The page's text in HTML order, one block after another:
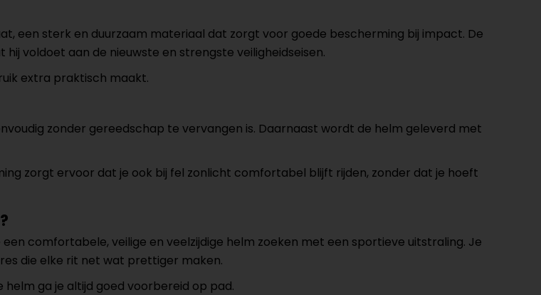
een sterk en duurzaam materiaal dat zorgt voor goede bescherming bij impact. De
voldoet aan de nieuwste en strengste veiligheidseisen.
extra praktisch maakt.
zonder gereedschap te vervangen is. Daarnaast wordt de helm geleverd met
zorgt ervoor dat je ook bij fel zonlicht comfortabel blijft rijden, zonder dat je hoeft
comfortabele, veilige en veelzijdige helm zoeken met een sportieve uitstraling. Je
die elke rit net wat prettiger maken.
ga je altijd goed voorbereid op pad.